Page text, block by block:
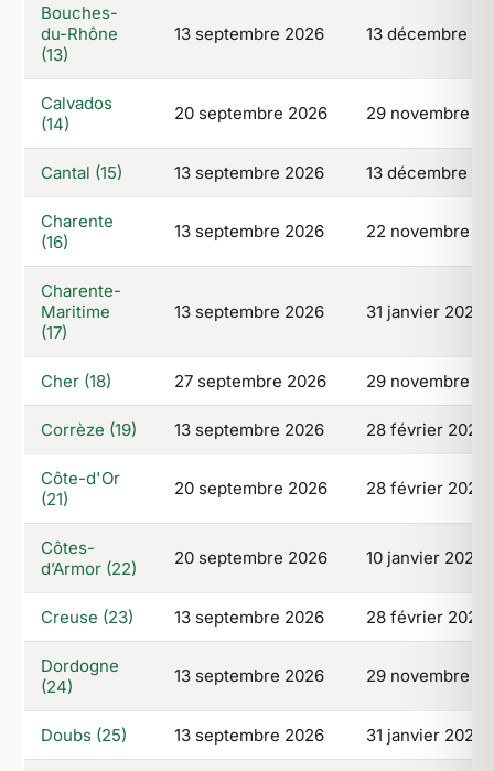
Bouches-
du-Rhône
(13)
13 septembre 2026 13 décembre
Calvados
(14)
20 septembre 2026 29 novembre
Cantal (15) 13 septembre 2026 13 décembre
Charente
(16)
13 septembre 2026 22 novembre
Charente-
Maritime
(17)
13 septembre 2026 31 janvier 2027
Cher (18) 27 septembre 2026 29 novembre
Corrèze (19) 13 septembre 2026 28 février 2027
Côte-d'Or
(21)
20 septembre 2026 28 février 2027
Côtes-
d’Armor (22)
20 septembre 2026 10 janvier 2027
Creuse (23) 13 septembre 2026 28 février 2027
Dordogne
(24)
13 septembre 2026 29 novembre
Doubs (25) 13 septembre 2026 31 janvier 2027